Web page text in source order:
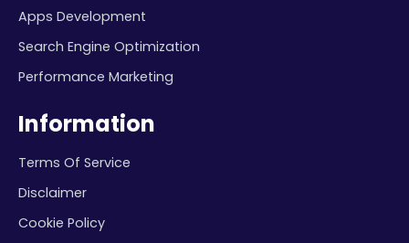
Apps Development
Search Engine Optimization
Performance Marketing
Information
Terms Of Service
Disclaimer
Cookie Policy